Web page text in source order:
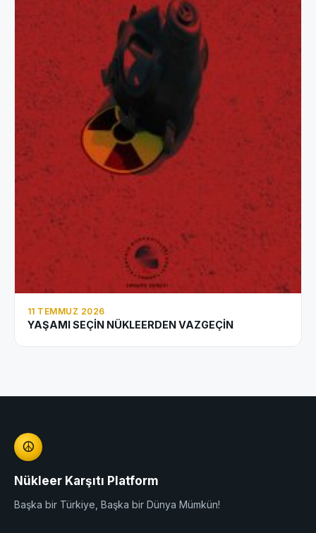
11 TEMMUZ 2026
YAŞAMI SEÇİN NÜKLEERDEN VAZGEÇİN
☮
Nükleer Karşıtı Platform
Başka bir Türkiye, Başka bir Dünya Mümkün!